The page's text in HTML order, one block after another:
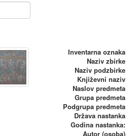
Inventarna oznaka
Naziv zbirke
Naziv podzbirke
Književni naziv
Naslov predmeta
Grupa predmeta
Podgrupa predmeta
Država nastanka
Godina nastanka:
Autor (osoba)